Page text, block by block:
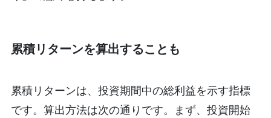
累積リターンを算出することも
累積リターンは、投資期間中の総利益を示す指標
です。算出方法は次の通りです。まず、投資開始